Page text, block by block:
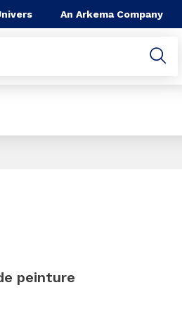
An Arkema Company
peinture